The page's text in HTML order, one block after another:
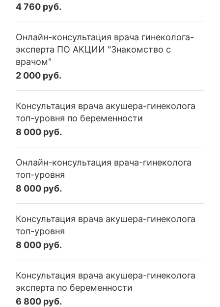
4 760 руб.
Онлайн-консультация врача гинеколога-
эксперта ПО АКЦИИ "Знакомство с
врачом"
2 000 руб.
Консультация врача акушера-гинеколога
топ-уровня по беременности
8 000 руб.
Онлайн-консультация врача-гинеколога
топ-уровня
8 000 руб.
Консультация врача акушера-гинеколога
топ-уровня
8 000 руб.
Консультация врача акушера-гинеколога
эксперта по беременности
6 800 руб.